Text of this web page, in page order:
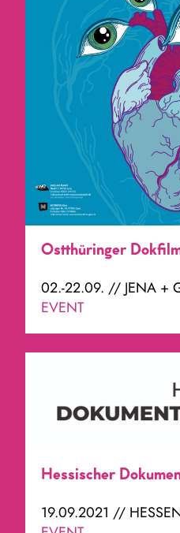
Ostthüringer
02.-22.09. // JENA +
EVENT
Hessischer
19.09.2021 //